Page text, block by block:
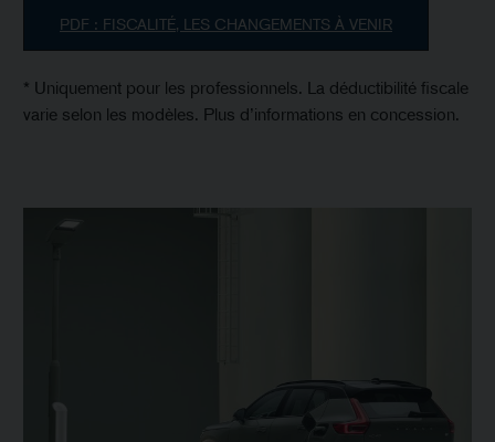
PDF : FISCALITÉ, LES CHANGEMENTS À VENIR
* Uniquement pour les professionnels. La déductibilité fiscale
varie selon les modèles. Plus d’informations en concession.